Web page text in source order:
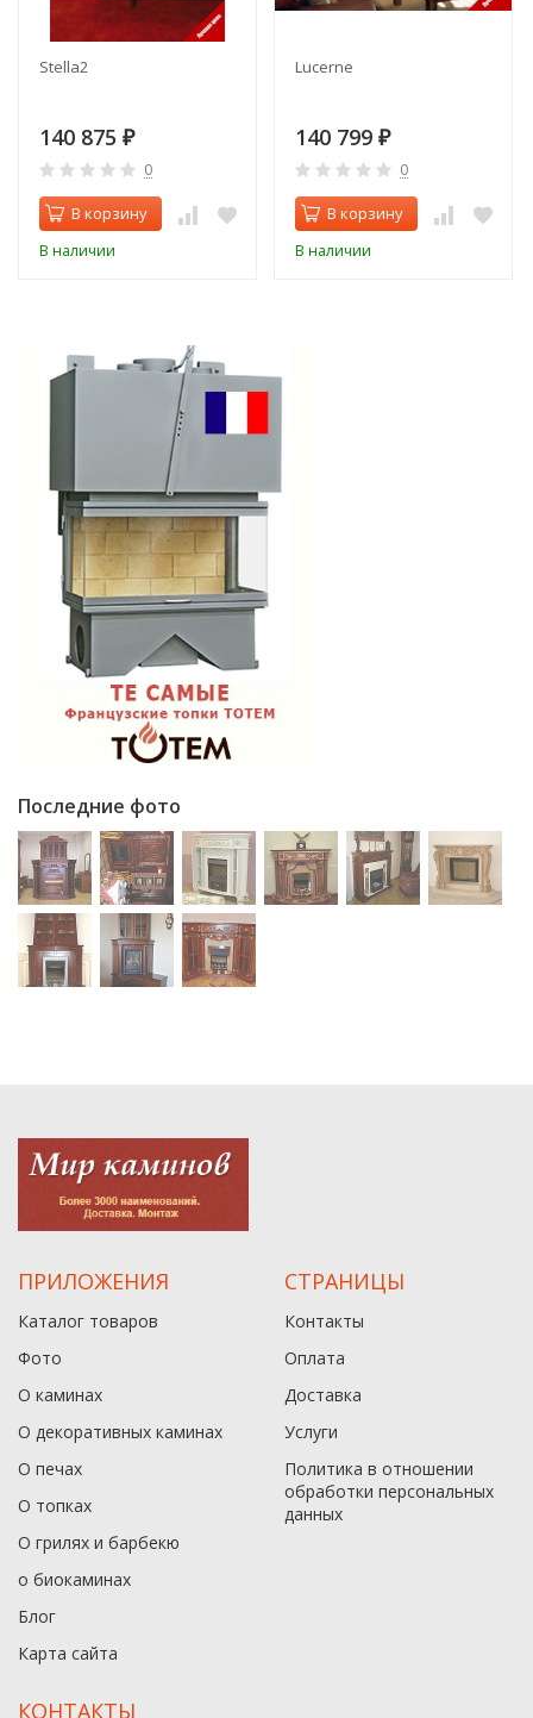
Stella2
140 875 ₽
0
В корзину
В наличии
Lucerne
140 799 ₽
0
В корзину
В наличии
Последние фото
ПРИЛОЖЕНИЯ
Каталог товаров
Фото
О каминах
О декоративных каминах
О печах
О топках
О грилях и барбекю
о биокаминах
Блог
Карта сайта
СТРАНИЦЫ
Контакты
Оплата
Доставка
Услуги
Политика в отношении
обработки персональных
данныx
КОНТАКТЫ